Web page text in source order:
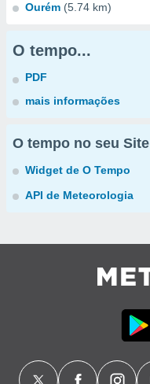
Ourém (5.74 km)
O tempo...
PDF
mais informações
O tempo no seu Site
Widget de O Tempo
API de Meteorologia